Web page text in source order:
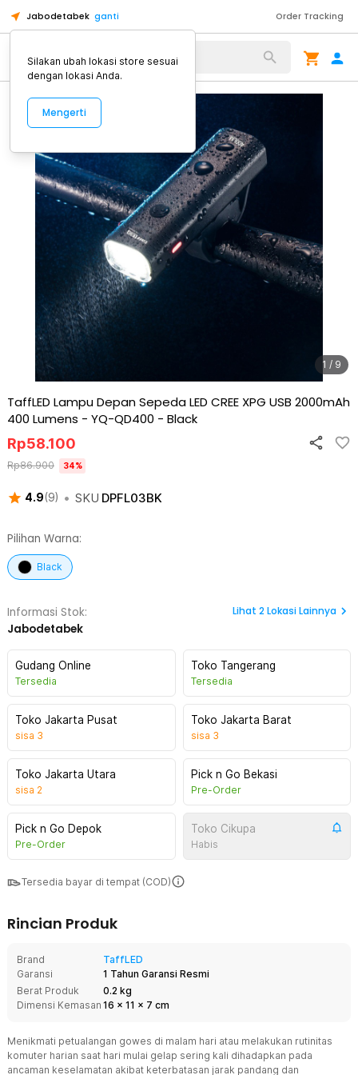
Jabodetabek ganti Order Tracking
Alat Kopi
1 / 9
TaffLED Lampu Depan Sepeda LED CREE XPG USB 2000mAh
400 Lumens - YQ-QD400 - Black
4.9(9) • SKU DPFL03BK
Rp58.100
Rp86.900 34%
Pilihan Warna:
Black
Informasi Stok:
Jabodetabek
Lihat 2Lokasi Lainnya
Gudang Online
Tersedia
Toko Tangerang
Tersedia
Toko Jakarta Pusat
sisa 3
Toko Jakarta Barat
sisa 3
Toko Jakarta Utara
sisa 2
Pick n Go Bekasi
Pre-Order
Pick n Go Depok
Pre-Order
Toko Cikupa
Habis
Tersedia bayar di tempat (COD)
Rincian Produk
Brand
TaffLED
Garansi
1 Tahun Garansi Resmi
Berat Produk
0.2 kg
Dimensi Kemasan 16 x 11 x 7 cm
Menikmati petualangan gowes di malam hari atau melakukan rutinitas
komuter harian saat hari mulai gelap sering kali dihadapkan pada
ancaman keselamatan akibat keterbatasan jarak pandang dan
Silakan ubah lokasi store sesuai
dengan lokasi Anda.
Mengerti